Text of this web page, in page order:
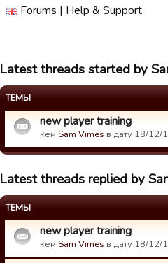
Forums | Help & Support
Latest threads started by
ТЕМЫ
new player training
кем Sam Vimes в дату 18/12/
Latest threads replied by
ТЕМЫ
new player training
кем Sam Vimes в дату 18/12/